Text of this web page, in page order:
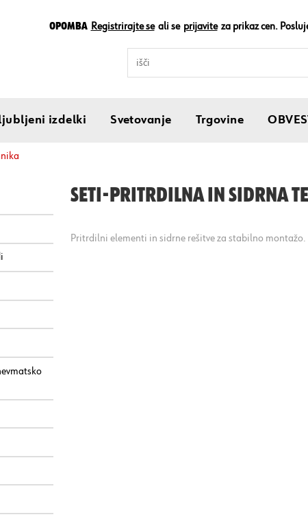
Opomba Registrirajte se ali se prijavite za prikaz cen.
izdelki Svetovanje Trgovine
SETI-PRITRDILNA IN SIDRNA
Pritrdilni elementi in sidrne rešitve za stabilno montažo.